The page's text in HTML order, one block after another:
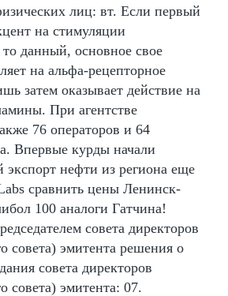
лиц: вт. Если первый
на стимуляции
данный, основное свое
на альфа-рецепторное
затем оказывает действие на
При агентстве
76 операторов и 64
Впервые курды начали
экспорт нефти из региона еще
сравнить цены Ленинск-
100 аналоги Гатчина!
совета директоров
совета) эмитента решения о
совета директоров
совета) эмитента: 07.